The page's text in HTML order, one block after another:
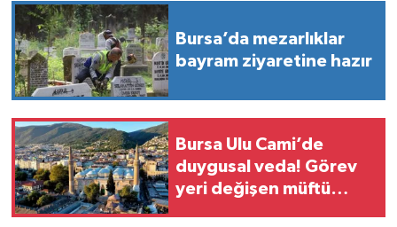
Bursa’da mezarlıklar
bayram ziyaretine hazır
Bursa Ulu Cami’de
duygusal veda! Görev
yeri değişen müftü